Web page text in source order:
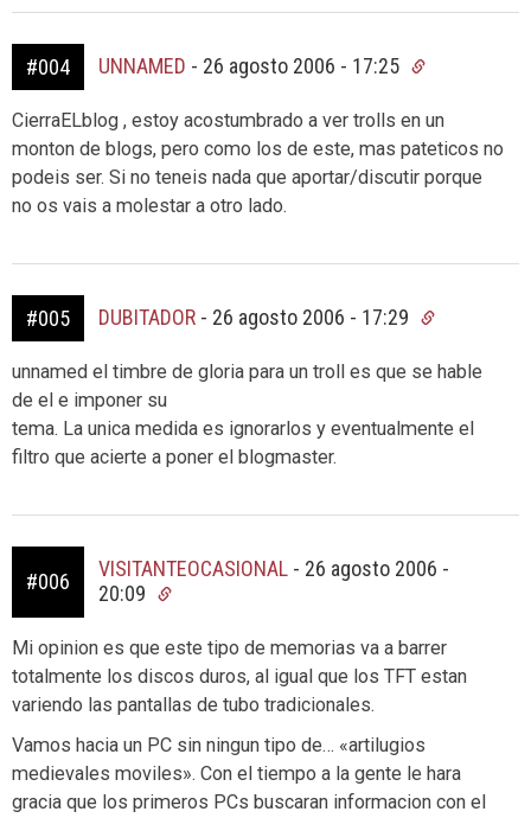
#004 UNNAMED - 26 agosto 2006 - 17:25
CierraELblog , estoy acostumbrado a ver trolls en un
monton de blogs, pero como los de este, mas pateticos no
podeis ser. Si no teneis nada que aportar/discutir porque
no os vais a molestar a otro lado.
#005 DUBITADOR - 26 agosto 2006 - 17:29
unnamed el timbre de gloria para un troll es que se hable
de el e imponer su
tema. La unica medida es ignorarlos y eventualmente el
filtro que acierte a poner el blogmaster.
#006
VISITANTEOCASIONAL - 26 agosto 2006 -
20:09
Mi opinion es que este tipo de memorias va a barrer
totalmente los discos duros, al igual que los TFT estan
variendo las pantallas de tubo tradicionales.
Vamos hacia un PC sin ningun tipo de… «artilugios
medievales moviles». Con el tiempo a la gente le hara
gracia que los primeros PCs buscaran informacion con el